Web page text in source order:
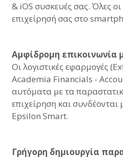
& iOS συσκευές σας. Όλες οι
επιχείρησή σας στο
Αμφίδρομη επικοινωνία
Οι λογιστικές εφαρμογές
Academia Financials -
αυτόματα με τα
επιχείρηση και
Epsilon Smart.
Γρήγορη δημιουργία